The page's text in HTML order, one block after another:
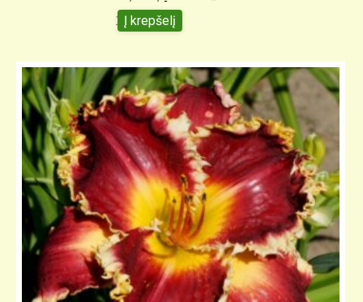
15,00€
Į krepšelį